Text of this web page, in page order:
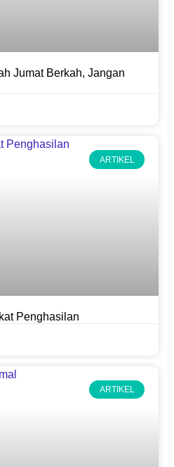
Jumat Berkah, Jangan
ARTIKEL
Penghasilan
ARTIKEL